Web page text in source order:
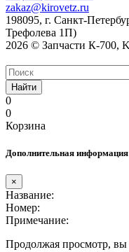
zakaz@kirovetz.ru
198095, г. Санкт-
Трефолева 1П)
2026 © Запчасти К-700,
Найти
0
0
Корзина
Дополнительная информация
×
Название:
Номер:
Примечание:
Продолжая просмотр, вы